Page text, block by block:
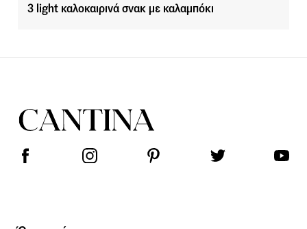
3 light καλοκαιρινά σνακ με καλαμπόκι